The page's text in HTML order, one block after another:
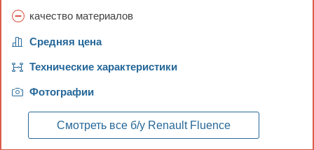
качество материалов
Средняя цена
Технические характеристики
Фотографии
Смотреть все б/у Renault Fluence